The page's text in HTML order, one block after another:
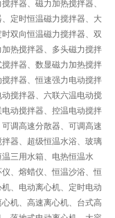
拌器、磁力加热搅拌器、
定时恒温磁力搅拌器、大
双向恒温磁力搅拌器、双
热搅拌器、多头磁力搅拌
拌器、数显磁力加热搅拌
拌器、恒速强力电动搅拌
搅拌器、六联六温电动搅
动搅拌器、控温电动搅拌
调高速分散器、可调高速
器、超级恒温水浴、玻璃
三用水箱、电热恒温水
、熔蜡仪、恒温沙浴、恒
、电动离心机、定时电动
机、高速离心机、台式高